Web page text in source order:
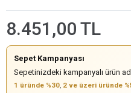
8.451,00 TL
Sepet Kampanyası
Sepetinizdeki kampanyalı ürün
1 üründe %30, 2 ve üzeri üründe